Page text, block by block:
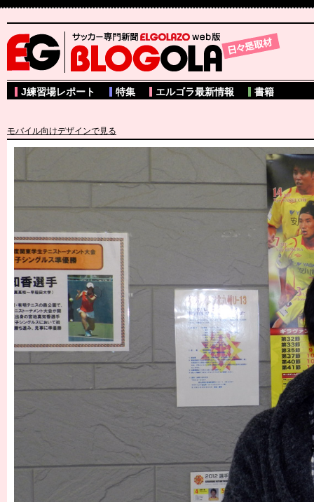
サッカー専門新聞ELGOLAZO web版 BLOGOLA
J練習場レポート 特集 エルゴラ最新情報 書籍
モバイル向けデザインで見る